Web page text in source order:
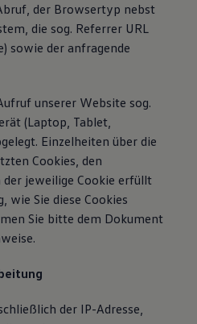
der Browsertyp nebst
die sog. Referrer URL
sowie der anfragende
unserer Website sog.
(Laptop, Tablet,
Einzelheiten über die
Cookies, den
der jeweilige Cookie erfüllt
wie Sie diese Cookies
Sie bitte dem Dokument
der IP-Adresse,